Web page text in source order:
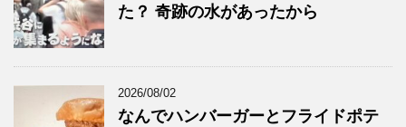
た？ 奇跡の水があったから
2026/08/02
なんでハンバーガーとフライドポテ